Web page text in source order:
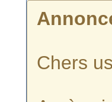
Chers